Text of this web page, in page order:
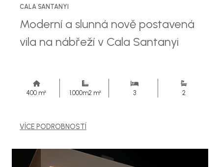
CALA SANTANYI
Moderní a slunná nově postavená
vila na nábřeží v Cala Santanyi
400 m² 1.000m2 m² 3 2
VÍCE PODROBNOSTÍ